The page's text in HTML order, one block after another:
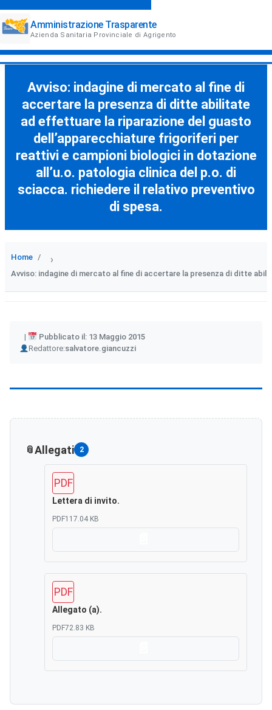
Amministrazione Trasparente
Azienda Sanitaria Provinciale di Agrigento
Avviso: indagine di mercato al fine di
accertare la presenza di ditte abilitate
ad effettuare la riparazione del guasto
dell’apparecchiature frigoriferi per
reattivi e campioni biologici in dotazione
all’u.o. patologia clinica del p.o. di
sciacca. richiedere il relativo preventivo
di spesa.
Home ›
Avviso: indagine di mercato al fine di accertare la presenza di ditte
Pubblicato il: 13 Maggio 2015
Redattore:
Author salvatore.giancuzzi
Allegati 2
PDF
Lettera di invito.
PDF117.04 KB
PDF
Allegato (a).
PDF72.83 KB